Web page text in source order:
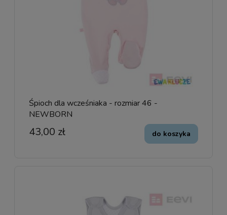
Śpioch dla wcześniaka - rozmiar 46 -
NEWBORN
43,00 zł do koszyka